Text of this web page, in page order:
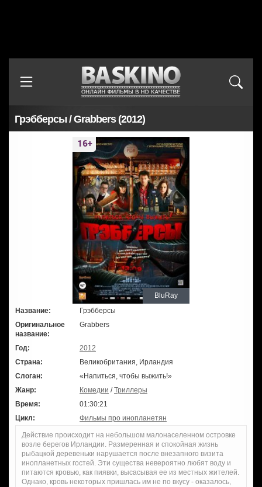
Грэбберсы / Grabbers (2012)
BluRay
Название:
Грэбберсы
Оригинальное
название:
Grabbers
Год:
2012
Страна:
Великобритания, Ирландия
Слоган:
«Напиться, чтобы выжить!»
Жанр:
Комедии /Триллеры
Время:
01:30:21
Цикл:
Фильмы про инопланетян
Действие происходит на небольшом малонаселенном островке
возле берегов Ирландии. Размеренная и спокойная жизнь
рыбацкой деревеньки нарушается после внезапного визита
инопланетных гостей. Эти существа невероятно любят воду и
питаются кровью, как пиявки, высасывая ее из местных жителей.
Однако, кровь некоторых пришлась им не по вкусу - оказалось,